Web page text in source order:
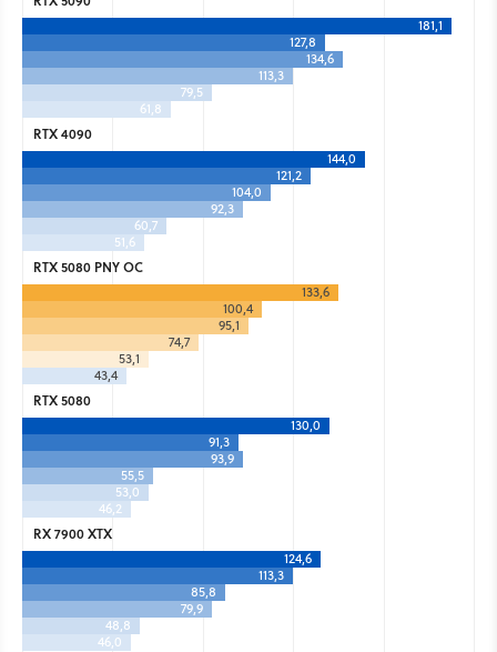
181,1
127,8
134,6
113,3
79,5
61,8
RTX 4090
144,0
121,2
104,0
92,3
60,7
51,6
RTX 5080 PNY OC
133,6
100,4
95,1
74,7
53,1
43,4
RTX 5080
130,0
91,3
93,9
55,5
53,0
46,2
RX 7900 XTX
124,6
113,3
85,8
79,9
48,8
46,0